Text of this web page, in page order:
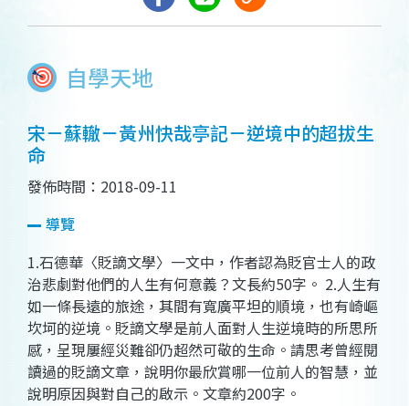
自學天地
宋－蘇轍－黃州快哉亭記－逆境中的超拔生
命
發佈時間：2018-09-11
導覽
1.石德華〈貶謫文學〉一文中，作者認為貶官士人的政
治悲劇對他們的人生有何意義？文長約50字。 2.人生有
如一條長遠的旅途，其間有寬廣平坦的順境，也有崎嶇
坎坷的逆境。貶謫文學是前人面對人生逆境時的所思所
感，呈現屢經災難卻仍超然可敬的生命。請思考曾經閱
讀過的貶謫文章，說明你最欣賞哪一位前人的智慧，並
說明原因與對自己的啟示。文章約200字。